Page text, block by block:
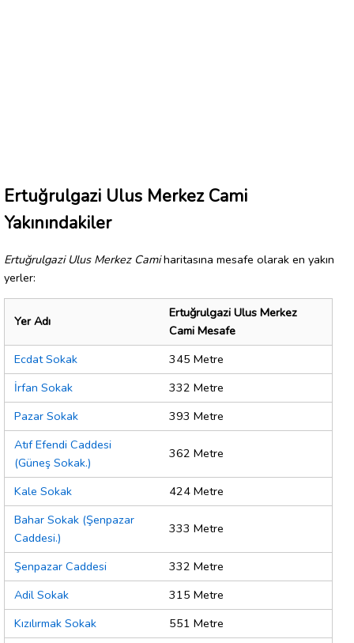
Ertuğrulgazi Ulus Merkez Cami
Yakınındakiler
Ertuğrulgazi Ulus Merkez Camiharitasına mesafe olarak en yakın
yerler:
Yer Adı
Ertuğrulgazi Ulus Merkez
Cami Mesafe
Ecdat Sokak
345 Metre
İrfan Sokak
332 Metre
Pazar Sokak
393 Metre
Atıf Efendi Caddesi
(Güneş Sokak.)
362 Metre
Kale Sokak
424 Metre
Bahar Sokak (Şenpazar
Caddesi.)
333 Metre
Şenpazar Caddesi
332 Metre
Adil Sokak
315 Metre
Kızılırmak Sokak
551 Metre